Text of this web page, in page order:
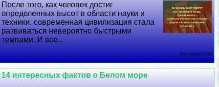
После того, как человек достиг
определенных высот в области науки и
техники, современная цивилизация стала
развиваться невероятно быстрыми
темпами. И все...
20 07 2026 20:57:47
14 интересных фактов о Белом море